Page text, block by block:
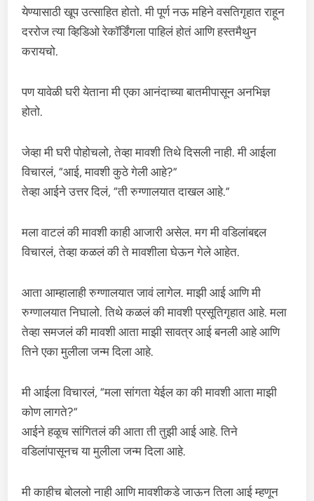
येण्यासाठी खूप उत्साहित होतो. मी पूर्ण नऊ महिने वसतिगृहात राहून
दररोज त्या व्हिडिओ रेकॉर्डिंगला पाहिलं होतं आणि हस्तमैथुन
करायचो.
पण यावेळी घरी येताना मी एका आनंदाच्या बातमीपासून अनभिज्ञ
होतो.
जेव्हा मी घरी पोहोचलो, तेव्हा मावशी तिथे दिसली नाही. मी आईला
विचारलं, “आई, मावशी कुठे गेली आहे?”
तेव्हा आईने उत्तर दिलं, “ती रुग्णालयात दाखल आहे.”
मला वाटलं की मावशी काही आजारी असेल. मग मी वडिलांबद्दल
विचारलं, तेव्हा कळलं की ते मावशीला घेऊन गेले आहेत.
आता आम्हालाही रुग्णालयात जावं लागेल. माझी आई आणि मी
रुग्णालयात निघालो. तिथे कळलं की मावशी प्रसूतिगृहात आहे. मला
तेव्हा समजलं की मावशी आता माझी सावत्र आई बनली आहे आणि
तिने एका मुलीला जन्म दिला आहे.
मी आईला विचारलं, “मला सांगता येईल का की मावशी आता माझी
कोण लागते?”
आईने हळूच सांगितलं की आता ती तुझी आई आहे. तिने
वडिलांपासूनच या मुलीला जन्म दिला आहे.
मी काहीच बोललो नाही आणि मावशीकडे जाऊन तिला आई म्हणून